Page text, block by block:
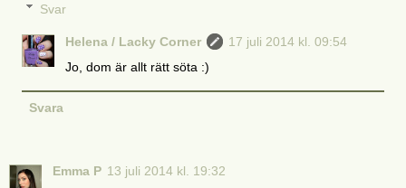
Svar
Helena / Lacky Corner
17 juli 2014 kl. 09:54
Jo, dom är allt rätt söta :)
Svara
Emma P 13 juli 2014 kl. 19:32